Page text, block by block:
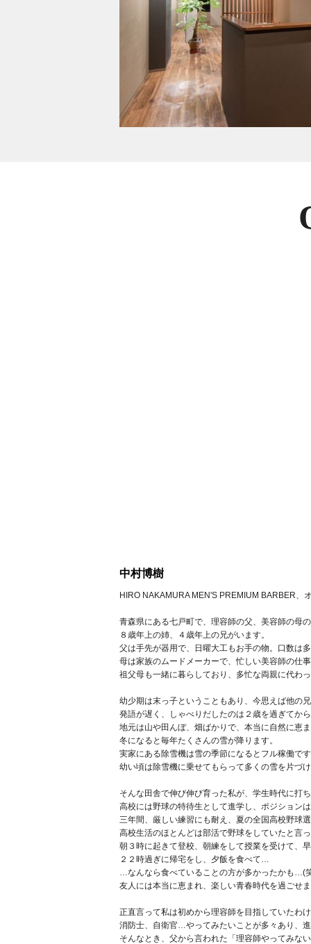
中村博樹
HIRO NAKAMURA MEN'S PREMIUM BARBER、
青森県にある七戸町で、理容師の父、美容師の母
８歳年上の姉、４歳年上の兄がいます。
父は手先が器用で、日曜大工もお手の物。口数は
母は家族のムードメーカーで、忙しい美容師の仕
祖父母も一緒に暮らしており、多忙な両親に代わ
幼少期は末っ子ということもあり、今思えば他の
発語が遅く、しゃべりだしたのは２歳を過ぎてか
地元は山や田んぼ、畑ばかりで、本当に自然に恵
冬になると毎年たくさんの雪が降ります。
実家にある除雪機は雪の季節になるとフル稼働で
幼い頃は除雪機に乗せてもらって多くの雪を片づ
そんな田舎で伸び伸び育った私が、学生時代に打
高校には野球の特待生として進学し、ポジション
三年間、厳しい練習にも耐え、夏の全国高校野球
高校生活のほとんどは部活で野球をしていたと言
朝３時に起きて登校、朝練をして授業を受けて、
２２時過ぎに帰宅をし、夕飯を食べて…
…なんなら食べていることの方が多かったかも…(
友人には本当に恵まれ、楽しい青春時代を過ごせ
正直言って私は初めから理容師を目指していたわ
消防士、自衛官…やってみたいことが多々あり、
そんなとき、父から言われた「理容師やってみな